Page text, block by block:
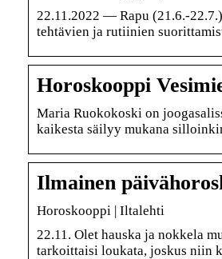
22.11.2022 — Rapu (21.6.-
tehtävien ja rutiinien
Horoskooppi
Maria Ruokokoski on
kaikesta säilyy mukana
Ilmainen
Horoskooppi | Iltalehti
22.11. Olet hauska ja nokkela
tarkoittaisi loukata, joskus niin